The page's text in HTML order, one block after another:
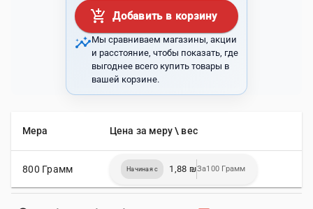
add_shopping_cart Добавить в корзину
insightsМы сравниваем магазины, акции
и расстояние, чтобы показать, где
выгоднее всего купить товары в
вашей корзине.
Мера Цена за меру \ вес
800 Грамм Начиная с 1,88 ₪За100 Грамм